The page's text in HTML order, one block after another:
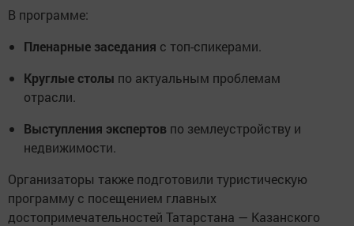
В программе:
Пленарные заседания с топ-спикерами.
Круглые столы по актуальным проблемам
отрасли.
Выступления экспертов по землеустройству и
недвижимости.
Организаторы также подготовили туристическую
программу с посещением главных
достопримечательностей Татарстана — Казанского